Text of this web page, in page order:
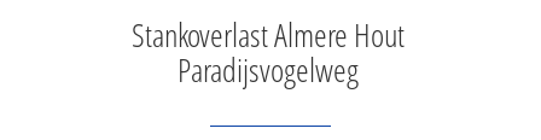
Stankoverlast Almere Hout
Paradijsvogelweg